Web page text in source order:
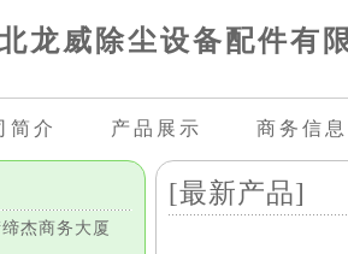
龙威除尘设备配件有
简介 产品展示 商务信息
杰商务大厦
[最新产品]